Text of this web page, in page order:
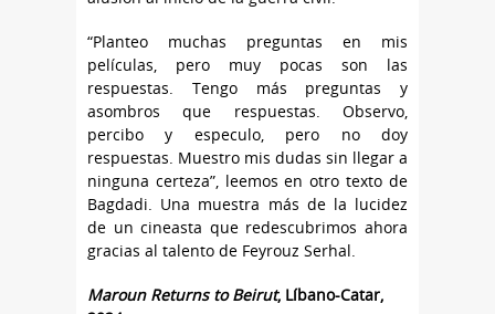
“Planteo muchas preguntas en mis
películas, pero muy pocas son las
respuestas. Tengo más preguntas y
asombros que respuestas. Observo,
percibo y especulo, pero no doy
respuestas. Muestro mis dudas sin llegar a
ninguna certeza”, leemos en otro texto de
Bagdadi. Una muestra más de la lucidez
de un cineasta que redescubrimos ahora
gracias al talento de Feyrouz Serhal.
Maroun Returns to Beirut, Líbano-Catar,